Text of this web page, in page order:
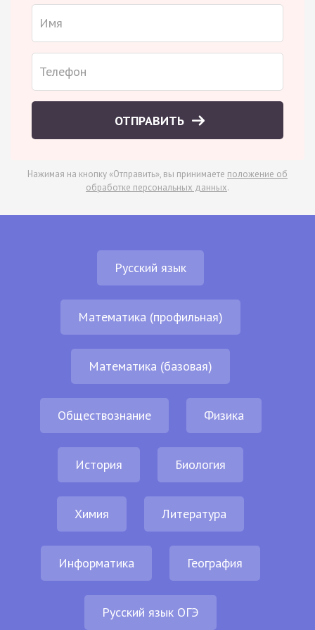
ОТПРАВИТЬ
Нажимая на кнопку «Отправить», вы принимаете положение об
обработке персональных данных.
Русский язык
Математика (профильная)
Математика (базовая)
Обществознание Физика
История Биология
Химия Литература
Информатика География
Русский язык ОГЭ